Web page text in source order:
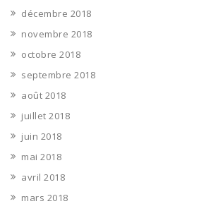
décembre 2018
novembre 2018
octobre 2018
septembre 2018
août 2018
juillet 2018
juin 2018
mai 2018
avril 2018
mars 2018